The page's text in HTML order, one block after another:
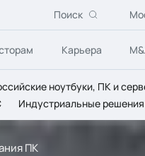
Поиск
Карьера
ноутбуки, ПК и
Индустриальные решения
ПК